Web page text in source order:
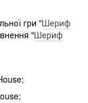
гри "Шериф
"Шериф